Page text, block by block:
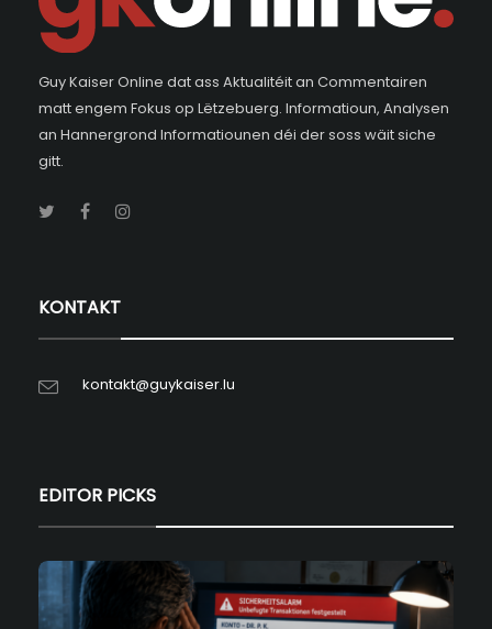
Guy Kaiser Online dat ass Aktualitéit an Commentairen
matt engem Fokus op Lëtzebuerg. Informatioun, Analysen
an Hannergrond Informatiounen déi der soss wäit siche
gitt.
KONTAKT
kontakt@guykaiser.lu
EDITOR PICKS